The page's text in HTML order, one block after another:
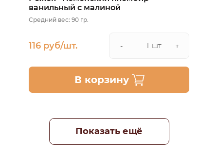
ванильный с малиной
Средний вес: 90 гр.
116 руб/шт. - шт +
В корзину
Показать ещё